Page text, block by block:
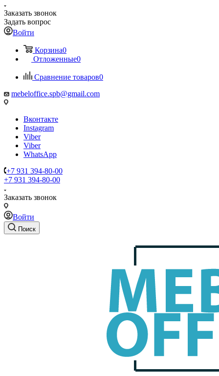
Заказать звонок
Задать вопрос
Войти
Корзина0
Отложенные0
Сравнение товаров0
mebeloffice.spb@gmail.com
Вконтакте
Instagram
Viber
Viber
WhatsApp
+7 931 394-80-00
+7 931 394-80-00
Заказать звонок
Войти
Поиск